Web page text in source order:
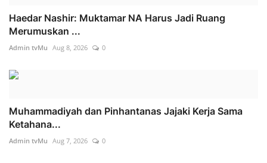
Haedar Nashir: Muktamar NA Harus Jadi Ruang
Merumuskan ...
Admin tvMu Aug 8, 2026 0
Muhammadiyah dan Pinhantanas Jajaki Kerja Sama
Ketahana...
Admin tvMu Aug 7, 2026 0